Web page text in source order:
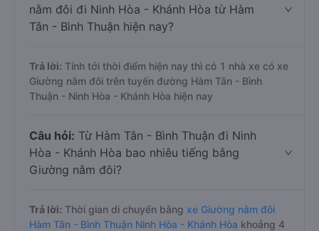
nằm đôi đi Ninh Hòa - Khánh Hòa từ Hàm
Tân - Bình Thuận hiện nay?
Trả lời: Tính tới thời điểm hiện nay thì có 1 nhà xe có xe
Giường nằm đôi trên tuyến đường Hàm Tân - Bình
Thuận - Ninh Hòa - Khánh Hòa hiện nay
Câu hỏi: Từ Hàm Tân - Bình Thuận đi Ninh
Hòa - Khánh Hòa bao nhiêu tiếng bằng
Giường nằm đôi?
Trả lời: Thời gian di chuyển bằng xe Giường nằm đôi
Hàm Tân - Bình Thuận Ninh Hòa - Khánh Hòa khoảng 4